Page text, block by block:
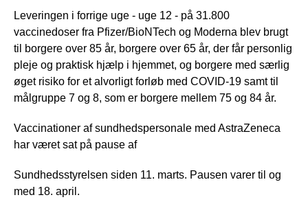
Leveringen i forrige uge - uge 12 - på 31.800
vaccinedoser fra Pfizer/BioNTech og Moderna blev brugt
til borgere over 85 år, borgere over 65 år, der får personlig
pleje og praktisk hjælp i hjemmet, og borgere med særlig
øget risiko for et alvorligt forløb med COVID-19 samt til
målgruppe 7 og 8, som er borgere mellem 75 og 84 år.
Vaccinationer af sundhedspersonale med AstraZeneca
har været sat på pause af
Sundhedsstyrelsen siden 11. marts. Pausen varer til og
med 18. april.